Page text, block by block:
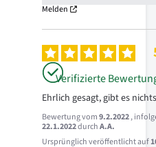
Melden
Verifizierte
Ehrlich gesagt, gibt es
Bewertung vom9.2.2022,
22.1.2022durchA.A.
Ursprünglich veröffentlicht auf